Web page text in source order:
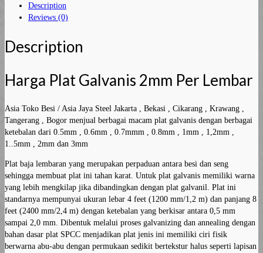
Description
Reviews (0)
Description
Harga Plat Galvanis 2mm Per Lembar
Asia Toko Besi / Asia Jaya Steel Jakarta , Bekasi , Cikarang , Krawang ,
Tangerang , Bogor menjual berbagai macam plat galvanis dengan berbagai
ketebalan dari 0.5mm , 0.6mm , 0.7mmm , 0.8mm , 1mm , 1,2mm ,
1..5mm , 2mm dan 3mm
Plat baja lembaran yang merupakan perpaduan antara besi dan seng
sehingga membuat plat ini tahan karat. Untuk plat galvanis memiliki warna
yang lebih mengkilap jika dibandingkan dengan plat galvanil. Plat ini
standarnya mempunyai ukuran lebar 4 feet (1200 mm/1,2 m) dan panjang 8
feet (2400 mm/2,4 m) dengan ketebalan yang berkisar antara 0,5 mm
sampai 2,0 mm. Dibentuk melalui proses galvanizing dan annealing dengan
bahan dasar plat SPCC menjadikan plat jenis ini memiliki ciri fisik
berwarna abu-abu dengan permukaan sedikit bertekstur halus seperti lapisan